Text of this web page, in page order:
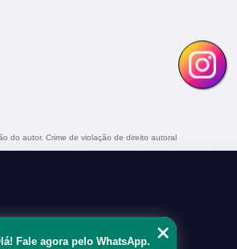
do autor. Crime de violação de direito autoral
Fale agora pelo WhatsApp.